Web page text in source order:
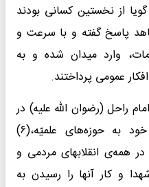
از نخستین کسانی بودند
پاسخ گفته و با سرعت و
وارد میدان شده و به
عمومی پرداختند.
راحل (رضوان الله علیه) در
پیام پُرمحتوا و تکان‌دهنده‌ی خود به حوزه‌های علمیّه،(۶)
همه‌ی انقلابهای مردمی و
و کار آنها را رسیدن به